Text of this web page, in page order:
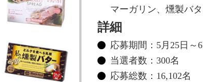
マーガリン、燻製バタ
詳細
応募期間：5月25日～6
当選者数：300名
応募総数：16,102名